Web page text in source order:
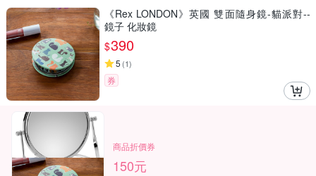
《Rex LONDON》英國 雙面隨身鏡-貓派對--
鏡子 化妝鏡
$390
5 (1)
券
商品折價券
150元